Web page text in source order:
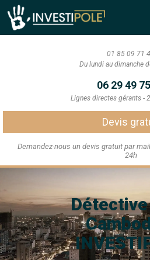
01 85 09 71
Du lundi au dimanche
06 29 49
Lignes directes gérants -
Devis
Demandez-nous un devis gratuit par
24h